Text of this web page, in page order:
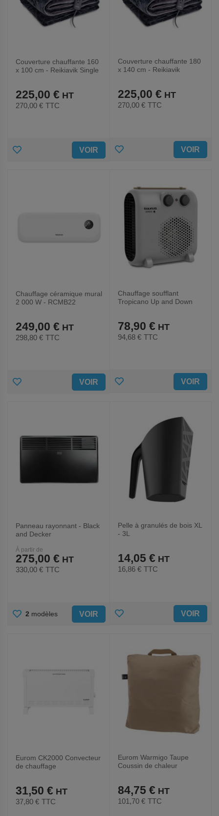
Couverture chauffante 160
x 100 cm - Reikiavik Single
225,00 €
270,00 € TTC
AJOUTER VOIR
Couverture chauffante 180
x 140 cm - Reikiavik
225,00 €
270,00 € TTC
AJOUTER VOIR
Chauffage céramique mural
2 000 W - RCMB22
249,00 €
298,80 € TTC
AJOUTER VOIR
Chauffage soufflant
Tropicano Up and Down
78,90 €
94,68 € TTC
AJOUTER VOIR
Panneau rayonnant - Black
and Decker
À partir de
275,00 €
330,00 € TTC
AJOUTER
2 modèles VOIR
Pelle à granulés de bois XL
- 3L
14,05 €
16,86 € TTC
AJOUTER VOIR
Eurom CK2000 Convecteur
de chauffage
31,50 €
37,80 € TTC
Eurom Warmigo Taupe
Coussin de chaleur
84,75 €
101,70 € TTC